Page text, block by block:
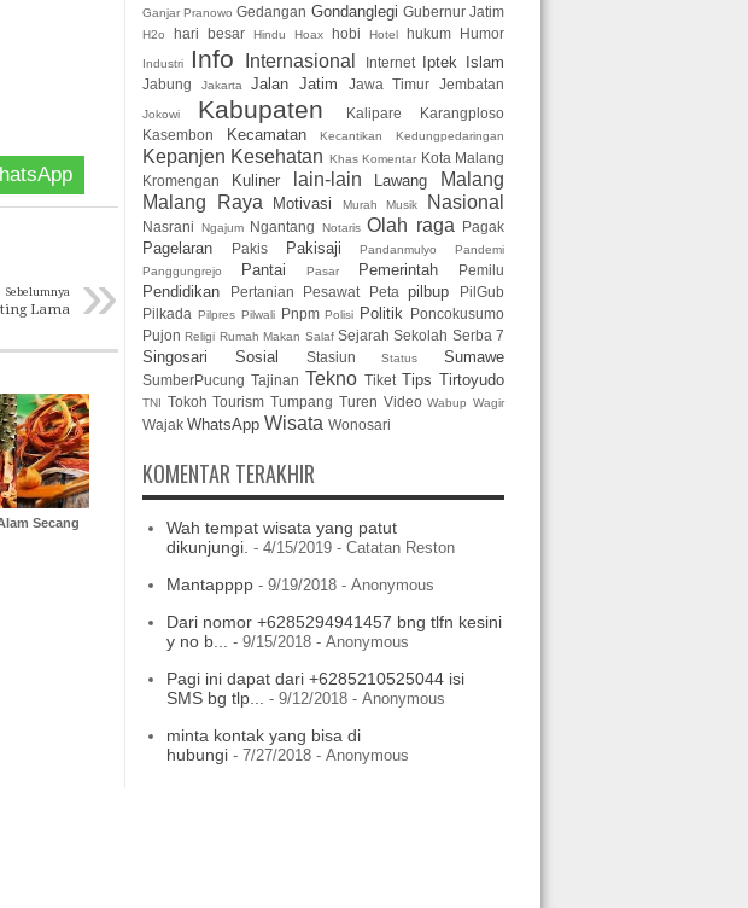
»
Sebelumnya
Lama
Secang
Ganjar Pranowo Gedangan Gondanglegi Gubernur Jatim
H2o hari besar Hindu Hoax hobi Hotel hukum Humor
Industri Info Internasional Internet Iptek Islam
Jabung Jakarta Jalan Jatim Jawa Timur Jembatan
Jokowi Kabupaten Kalipare
Karangploso
Kasembon
Kecamatan Kecantikan Kedungpedaringan
Kepanjen Kesehatan Khas Komentar Kota Malang
Kromengan
Kuliner lain-lain Lawang
Malang
Malang Raya
Motivasi Murah Musik Nasional
Nasrani Ngajum Ngantang Notaris Olah raga Pagak
Pagelaran Pakis Pakisaji Pandanmulyo
Pandemi
Panggungrejo
Pantai Pasar Pemerintah Pemilu
Pendidikan Pertanian Pesawat Peta pilbup
PilGub
Pilkada Pilpres Pilwali Pnpm Polisi Politik
Poncokusumo
Pujon Religi Rumah Makan Salaf Sejarah Sekolah Serba 7
Singosari Sosial Stasiun Status Sumawe
SumberPucung Tajinan Tekno Tiket Tips Tirtoyudo
TNI Tokoh Tourism Tumpang Turen Video Wabup Wagir
Wajak WhatsApp Wisata Wonosari
KOMENTAR TERAKHIR
Wah tempat wisata yang patut
dikunjungi. - 4/15/2019 - Catatan Reston
Mantapppp - 9/19/2018 - Anonymous
Dari nomor +6285294941457 bng tlfn kesini
y no b...
- 9/15/2018 - Anonymous
Pagi ini dapat dari +6285210525044 isi
SMS bg tlp...
- 9/12/2018 - Anonymous
minta kontak yang bisa di
hubungi - 7/27/2018 - Anonymous